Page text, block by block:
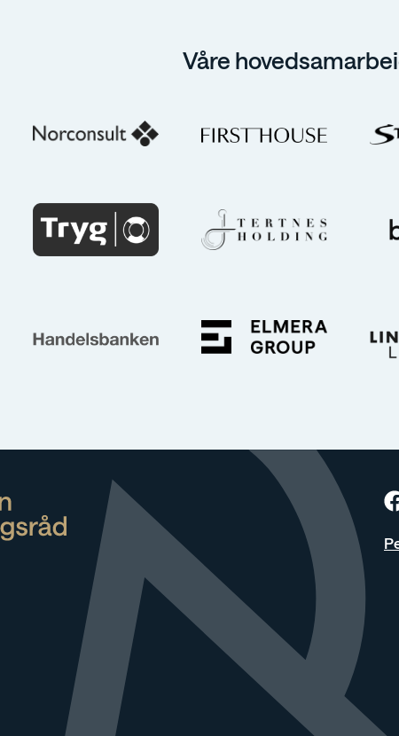
Våre